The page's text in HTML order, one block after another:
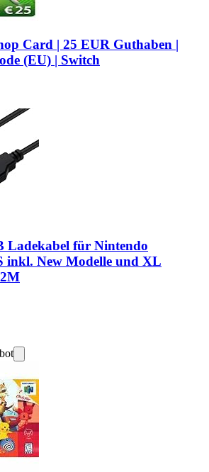
Card | 25 EUR Guthaben |
(EU) | Switch
Ladekabel für Nintendo
inkl. New Modelle und XL